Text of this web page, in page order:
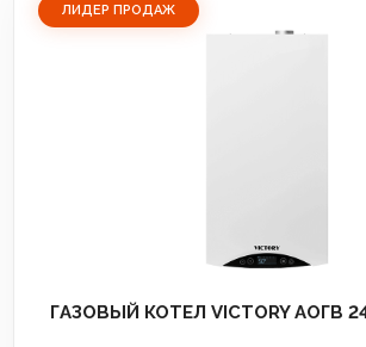
ЛИДЕР ПРОДАЖ
ГАЗОВЫЙ КОТЕЛ VICTORY АОГВ